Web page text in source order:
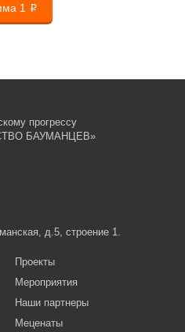
1 i
прогрессу
БАУМАНЦЕВ»
д.5, строение 1.
Проекты
Мероприятия
Наши партнеры
Меценаты